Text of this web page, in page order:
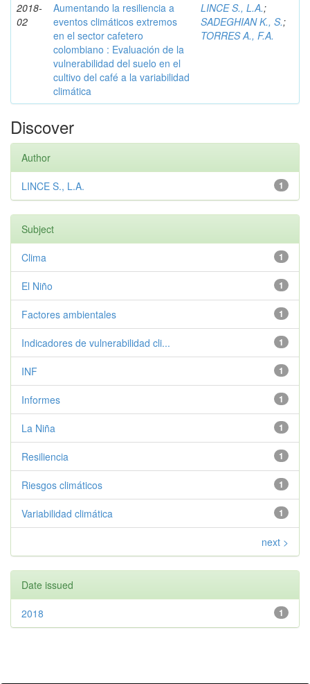
2018-
02
Aumentando la resiliencia a
eventos climáticos extremos
en el sector cafetero
colombiano : Evaluación de la
vulnerabilidad del suelo en el
cultivo del café a la variabilidad
climática
LINCE S., L.A.;
SADEGHIAN K., S.;
TORRES A., F.A.
Discover
Author
1
LINCE S., L.A.
Subject
1
Clima
1
El Niño
1
Factores ambientales
1
Indicadores de vulnerabilidad cli...
1
INF
1
Informes
1
La Niña
1
Resiliencia
1
Riesgos climáticos
1
Variabilidad climática
next >
Date issued
1
2018